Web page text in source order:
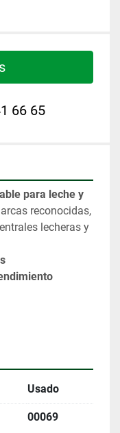
66 65
para leche y
reconocidas,
lecheras y
Usado
00069